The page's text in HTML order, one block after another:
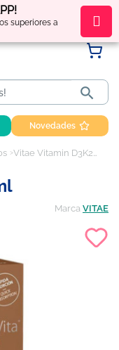
superiores a
tus compras

Novedades
Vitae Vitamin D3K2 10ml
Marca VITAE